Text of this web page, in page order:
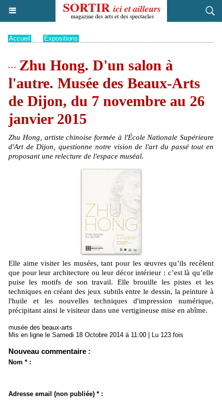
Accueil Expositions
Zhu Hong. D'un salon à
l'autre. Musée des Beaux-Arts
de Dijon, du 7 novembre au 26
janvier 2015
Zhu Hong, artiste chinoise formée à l'École Nationale Supérieure
d'Art de Dijon, questionne notre vision de l'art du passé tout en
proposant une relecture de l'espace muséal.
Elle aime visiter les musées, tant pour les œuvres qu’ils recèlent
que pour leur architecture ou leur décor intérieur : c’est là qu’elle
puise les motifs de son travail. Elle brouille les pistes et les
techniques en créant des jeux subtils entre le dessin, la peinture à
l'huile et les nouvelles techniques d'impression numérique,
précipitant ainsi le visiteur dans une vertigineuse mise en abîme.
musée des beaux-arts
Mis en ligne le Samedi 18 Octobre 2014 à 11:00 | Lu 123 fois
Nouveau commentaire :
Nom * :
Adresse email (non publiée) * :